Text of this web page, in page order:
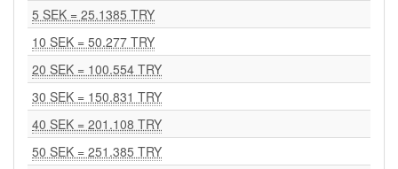
5 SEK = 25.1385 TRY
10 SEK = 50.277 TRY
20 SEK = 100.554 TRY
30 SEK = 150.831 TRY
40 SEK = 201.108 TRY
50 SEK = 251.385 TRY